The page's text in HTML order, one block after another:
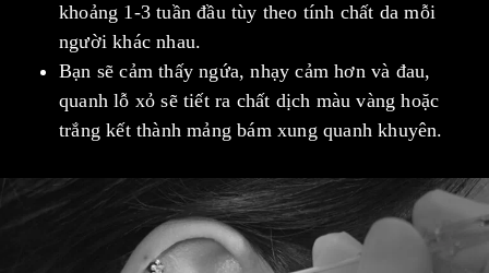
khoảng 1-3 tuần đầu tùy theo tính chất da mỗi
người khác nhau.
Bạn sẽ cảm thấy ngứa, nhạy cảm hơn và đau,
quanh lỗ xỏ sẽ tiết ra chất dịch màu vàng hoặc
trắng kết thành mảng bám xung quanh khuyên.